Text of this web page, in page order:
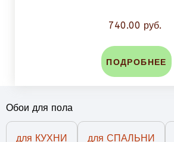
740.00 руб.
ПОДРОБНЕЕ
Обои для пола
для КУХНИ для СПАЛЬНИ